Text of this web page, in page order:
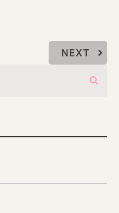
NEXT